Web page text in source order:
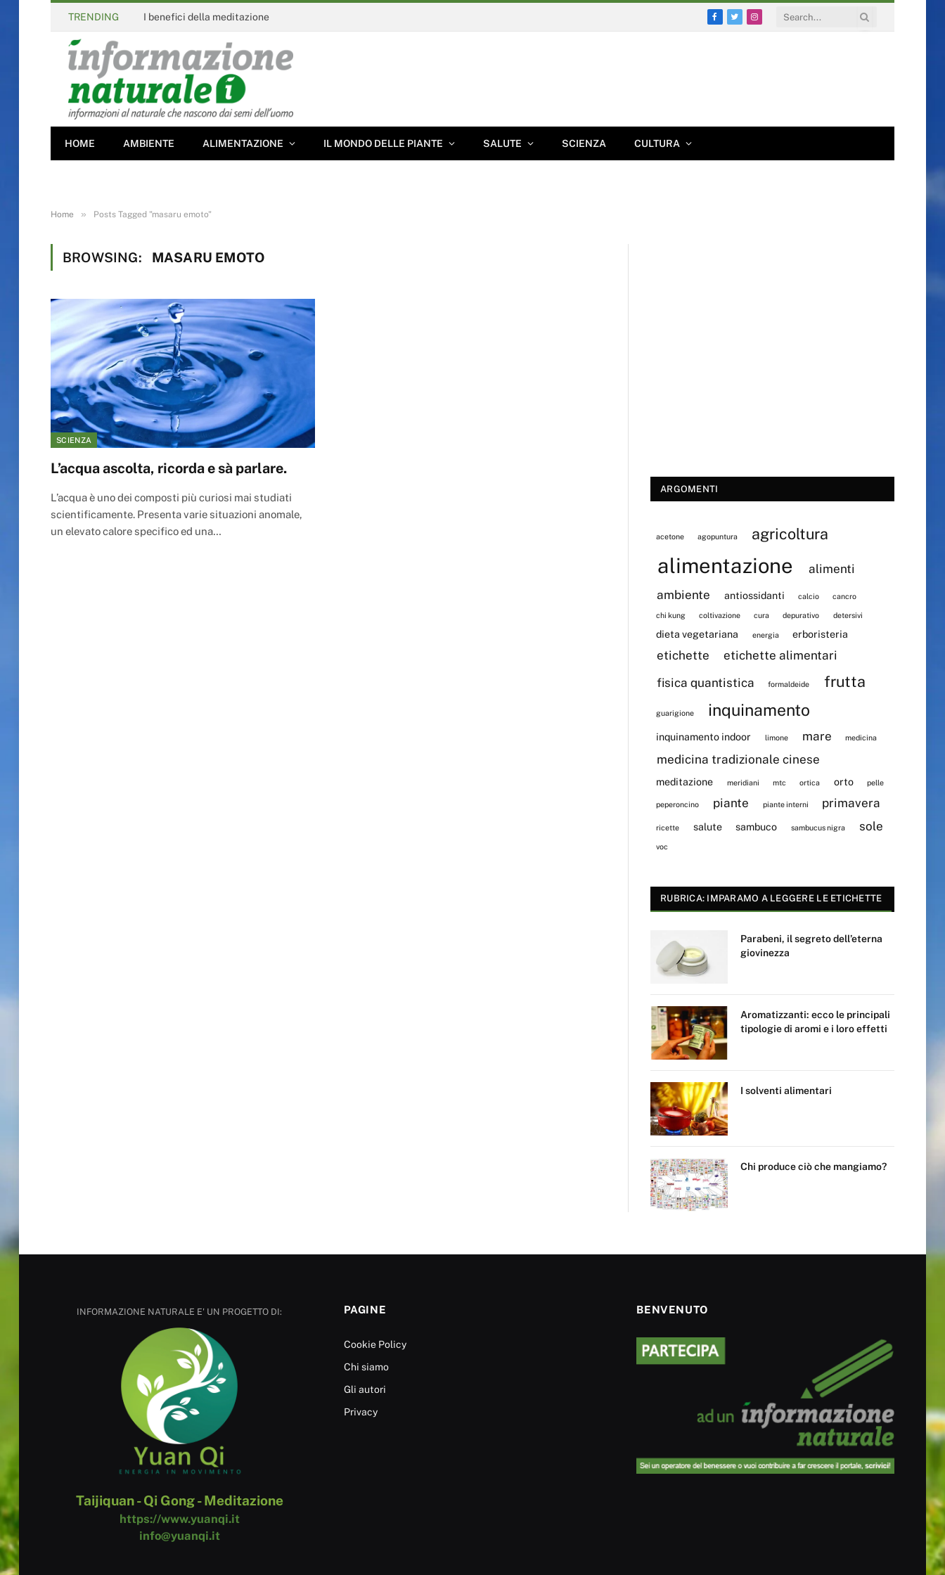
TRENDING I benefici della meditazione
Facebook
TwitterInstagram
HOME AMBIENTE ALIMENTAZIONE IL MONDO DELLE PIANTE SALUTE SCIENZA CULTURA
Home » Posts Tagged "masaru emoto"
BROWSING: MASARU EMOTO
SCIENZA
L’acqua ascolta, ricorda e sà parlare.
L’acqua è uno dei composti più curiosi mai studiati
scientificamente. Presenta varie situazioni anomale,
un elevato calore specifico ed una…
ARGOMENTI
acetone agopuntura agricoltura
alimentazione
alimenti
ambiente
antiossidanti calcio cancro
chi kung coltivazione cura depurativo detersivi
dieta vegetariana energia erboristeria
etichette
etichette alimentari
fisica quantistica
formaldeide frutta
guarigione inquinamento
inquinamento indoor limone mare medicina
medicina tradizionale cinese
meditazione meridiani mtc ortica orto pelle
peperoncino piante piante interni primavera
ricette salute sambuco sambucus nigra sole
voc
RUBRICA: IMPARAMO A LEGGERE LE ETICHETTE
Parabeni, il segreto dell’eterna
giovinezza
Aromatizzanti: ecco le principali
tipologie di aromi e i loro effetti
I solventi alimentari
Chi produce ciò che mangiamo?
INFORMAZIONE NATURALE E' UN PROGETTO DI:
Taijiquan - Qi Gong - Meditazione
https://www.yuanqi.it
info@yuanqi.it
PAGINE
Cookie Policy
Chi siamo
Gli autori
Privacy
BENVENUTO